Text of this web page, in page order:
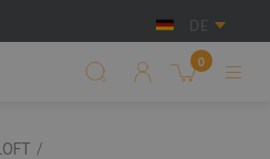
DE
0
LOFT /